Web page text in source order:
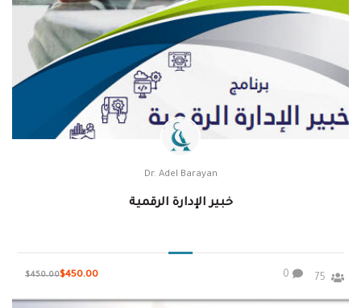
Dr. Adel Barayan
خبير الإدارة الرقمية
0
$450.00$450.00